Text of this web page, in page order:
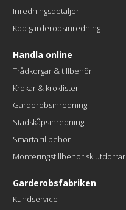
Inredningsdetaljer
Köp garderobsinredning
Handla online
Trådkorgar & tillbehör
Krokar & kroklister
Garderobsinredning
Städskåpsinredning
Smarta tillbehör
Monteringstillbehör skjutdörrar
Garderobsfabriken
Kundservice